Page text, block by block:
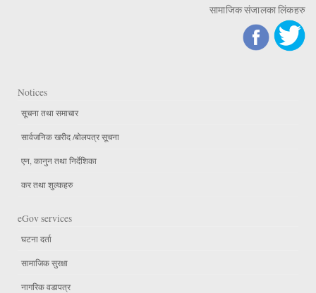
सामाजिक संजालका लिंकहरु
Notices
सूचना तथा समाचार
सार्वजनिक खरीद /बोलपत्र सूचना
एन, कानुन तथा निर्देशिका
कर तथा शुल्कहरु
eGov services
घटना दर्ता
सामाजिक सुरक्षा
नागरिक वडापत्र